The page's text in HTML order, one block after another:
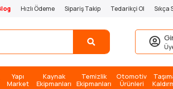
Hızlı Ödeme Sipariş Takip Tedarikçi Ol Sıkça
Yapı
Market
Kaynak
Ekipmanları
Temizlik
Ekipmanları
Otomotiv
Ürünleri